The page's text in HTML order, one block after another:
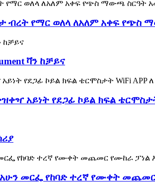
ብረት የማር ወለላ ለአለም አቀፍ የጭስ
ቫን ከቻይና
አይነት የደጋፊ ኮይል ክፍል
መርፌ የከባድ ተረኛ የሙቀት መጨመር